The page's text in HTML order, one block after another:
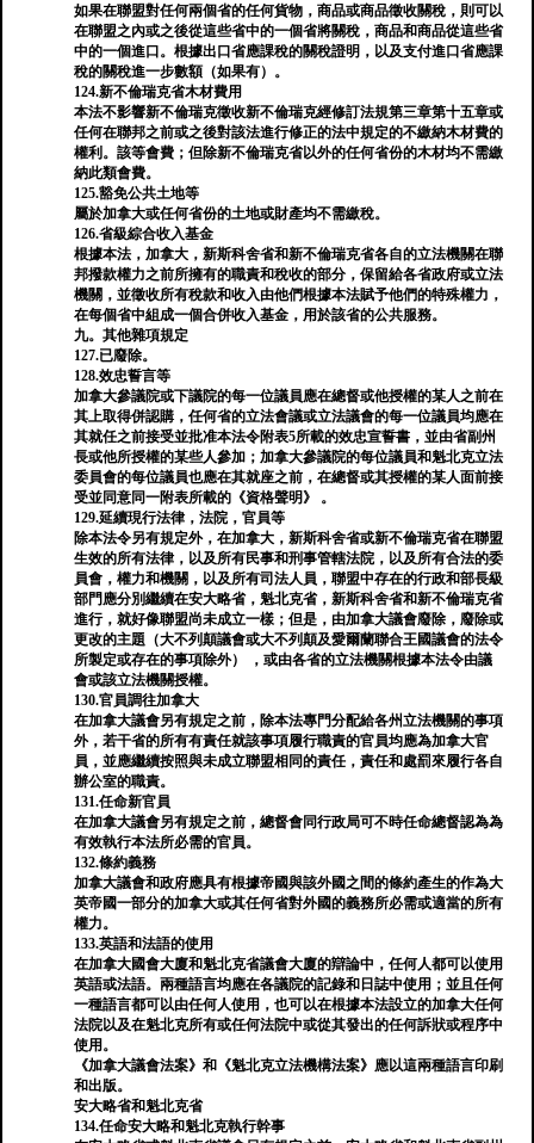
如果在聯盟對任何兩個省的任何貨物，商品或商品徵收關稅，則可以
在聯盟之內或之後從這些省中的一個省將關稅，商品和商品從這些省
中的一個進口。根據出口省應課稅的關稅證明，以及支付進口省應課
稅的關稅進一步數額（如果有）。
124.新不倫瑞克省木材費用
本法不影響新不倫瑞克徵收新不倫瑞克經修訂法規第三章第十五章或
任何在聯邦之前或之後對該法進行修正的法中規定的不繳納木材費的
權利。該等會費；但除新不倫瑞克省以外的任何省份的木材均不需繳
納此類會費。
125.豁免公共土地等
屬於加拿大或任何省份的土地或財產均不需繳稅。
126.省級綜合收入基金
根據本法，加拿大，新斯科舍省和新不倫瑞克省各自的立法機關在聯
邦撥款權力之前所擁有的職責和稅收的部分，保留給各省政府或立法
機關，並徵收所有稅款和收入由他們根據本法賦予他們的特殊權力，
在每個省中組成一個合併收入基金，用於該省的公共服務。
九。其他雜項規定
127.已廢除。
128.效忠誓言等
加拿大參議院或下議院的每一位議員應在總督或他授權的某人之前在
其上取得併認購，任何省的立法會議或立法議會的每一位議員均應在
其就任之前接受並批准本法令附表5所載的效忠宣誓書，並由省副州
長或他所授權的某些人參加；加拿大參議院的每位議員和魁北克立法
委員會的每位議員也應在其就座之前，在總督或其授權的某人面前接
受並同意同一附表所載的《資格聲明》 。
129.延續現行法律，法院，官員等
除本法令另有規定外，在加拿大，新斯科舍省或新不倫瑞克省在聯盟
生效的所有法律，以及所有民事和刑事管轄法院，以及所有合法的委
員會，權力和機關，以及所有司法人員，聯盟中存在的行政和部長級
部門應分別繼續在安大略省，魁北克省，新斯科舍省和新不倫瑞克省
進行，就好像聯盟尚未成立一樣；但是，由加拿大議會廢除，廢除或
更改的主題（大不列顛議會或大不列顛及愛爾蘭聯合王國議會的法令
所製定或存在的事項除外） ，或由各省的立法機關根據本法令由議
會或該立法機關授權。
130.官員調往加拿大
在加拿大議會另有規定之前，除本法專門分配給各州立法機關的事項
外，若干省的所有有責任就該事項履行職責的官員均應為加拿大官
員，並應繼續按照與未成立聯盟相同的責任，責任和處罰來履行各自
辦公室的職責。
131.任命新官員
在加拿大議會另有規定之前，總督會同行政局可不時任命總督認為為
有效執行本法所必需的官員。
132.條約義務
加拿大議會和政府應具有根據帝國與該外國之間的條約產生的作為大
英帝國一部分的加拿大或其任何省對外國的義務所必需或適當的所有
權力。
133.英語和法語的使用
在加拿大國會大廈和魁北克省議會大廈的辯論中，任何人都可以使用
英語或法語。兩種語言均應在各議院的記錄和日誌中使用；並且任何
一種語言都可以由任何人使用，也可以在根據本法設立的加拿大任何
法院以及在魁北克所有或任何法院中或從其發出的任何訴狀或程序中
使用。
《加拿大議會法案》和《魁北克立法機構法案》應以這兩種語言印刷
和出版。
安大略省和魁北克省
134.任命安大略和魁北克執行幹事